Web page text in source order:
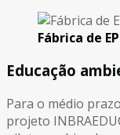
Fábrica de
Educação
Para o médio
projeto